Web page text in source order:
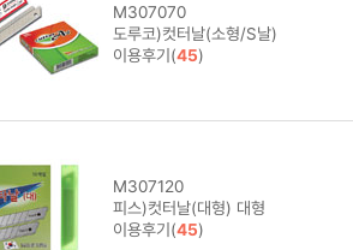
M307070
도루코)컷터날(소형/S날)
이용후기(45)
M307120
피스)컷터날(대형) 대형
이용후기(45)